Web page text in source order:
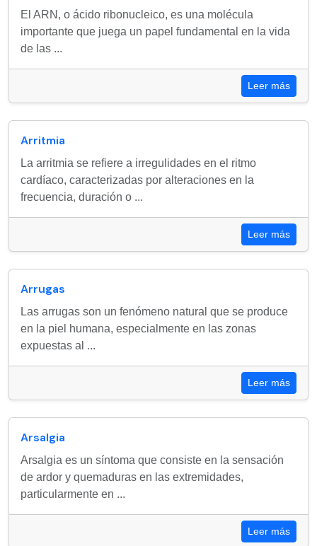
El ARN, o ácido ribonucleico, es una molécula
importante que juega un papel fundamental en la vida
de las ...
Leer más
Arritmia
La arritmia se refiere a irregulidades en el ritmo
cardíaco, caracterizadas por alteraciones en la
frecuencia, duración o ...
Leer más
Arrugas
Las arrugas son un fenómeno natural que se produce
en la piel humana, especialmente en las zonas
expuestas al ...
Leer más
Arsalgia
Arsalgia es un síntoma que consiste en la sensación
de ardor y quemaduras en las extremidades,
particularmente en ...
Leer más